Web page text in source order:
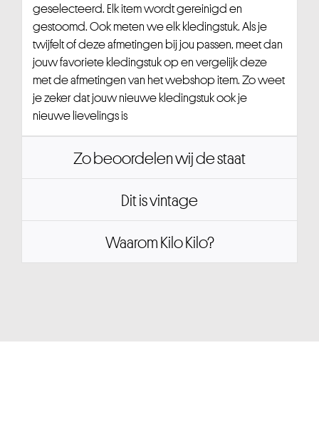
geselecteerd. Elk item wordt gereinigd en
gestoomd. Ook meten we elk kledingstuk. Als je
twijfelt of deze afmetingen bij jou passen, meet dan
jouw favoriete kledingstuk op en vergelijk deze
met de afmetingen van het webshop item. Zo weet
je zeker dat jouw nieuwe kledingstuk ook je
nieuwe lievelings is
Zo beoordelen wij de staat
Dit is vintage
Waarom Kilo Kilo?